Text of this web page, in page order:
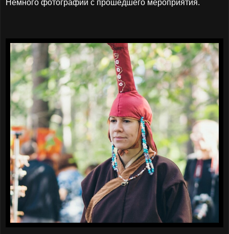
Немного фотографий с прошедшего мероприятия.